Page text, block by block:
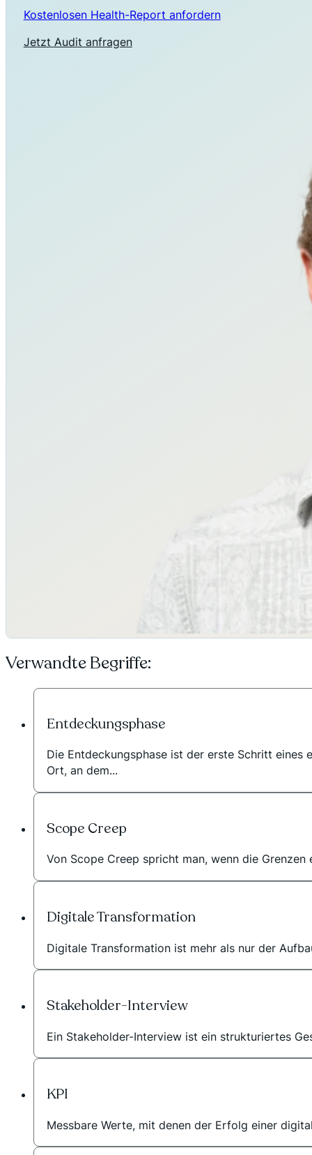
Kostenlosen Health-Report anfordern
Jetzt Audit anfragen
Verwandte Begriffe:
Entdeckungsphase
Die Entdeckungsphase ist der erste Schritt
Ort, an dem...
Scope Creep
Von Scope Creep spricht man, wenn die
Digitale Transformation
Digitale Transformation ist mehr als nur der
Stakeholder-Interview
Ein Stakeholder-Interview ist ein strukturiertes
KPI
Messbare Werte, mit denen der Erfolg einer